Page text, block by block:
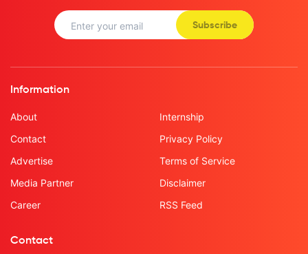
Subscribe
Information
About
Contact
Advertise
Media Partner
Career
Internship
Privacy Policy
Terms of Service
Disclaimer
RSS Feed
Contact